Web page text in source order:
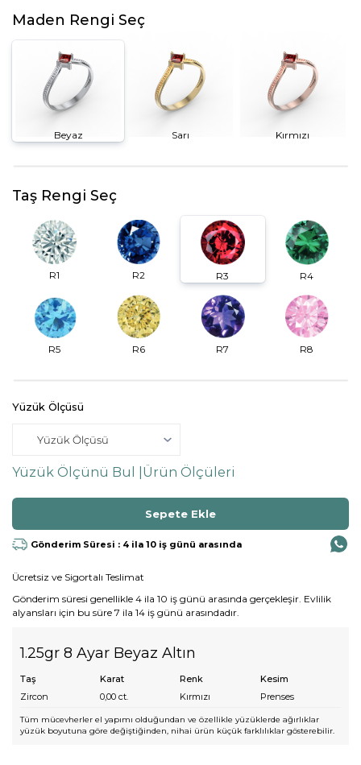
Maden Rengi Seç
Beyaz Sarı Kırmızı
Taş Rengi Seç
R1 R2 R3 R4
R5 R6 R7 R8
Yüzük Ölçüsü
Yüzük Ölçünü Bul | Ürün Ölçüleri
Gönderim Süresi : 4 ila 10 iş günü arasında
Ücretsiz ve Sigortalı Teslimat
Gönderim süresi genellikle 4 ila 10 iş günü arasında gerçekleşir. Evlilik
alyansları için bu süre 7 ila 14 iş günü arasındadır.
1.25gr 8 Ayar Beyaz Altın
Taş Karat Renk
Kesim
Zircon
0,00 ct. Kırmızı Prenses
Tüm mücevherler el yapımı olduğundan ve özellikle yüzüklerde ağırlıklar
yüzük boyutuna göre değiştiğinden, nihai ürün küçük farklılıklar gösterebilir.